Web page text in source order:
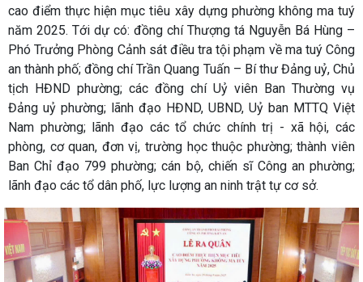
cao điểm thực hiện mục tiêu xây dựng phường không ma tuý
năm 2025. Tới dự có: đồng chí Thượng tá Nguyễn Bá Hùng –
Phó Trưởng Phòng Cảnh sát điều tra tội phạm về ma tuý Công
an thành phố; đồng chí Trần Quang Tuấn – Bí thư Đảng uỷ, Chủ
tịch HĐND phường; các đồng chí Uỷ viên Ban Thường vụ
Đảng uỷ phường; lãnh đạo HĐND, UBND, Uỷ ban MTTQ Việt
Nam phường; lãnh đạo các tổ chức chính trị - xã hội, các
phòng, cơ quan, đơn vị, trường học thuộc phường; thành viên
Ban Chỉ đạo 799 phường; cán bộ, chiến sĩ Công an phường;
lãnh đạo các tổ dân phố, lực lượng an ninh trật tự cơ sở.